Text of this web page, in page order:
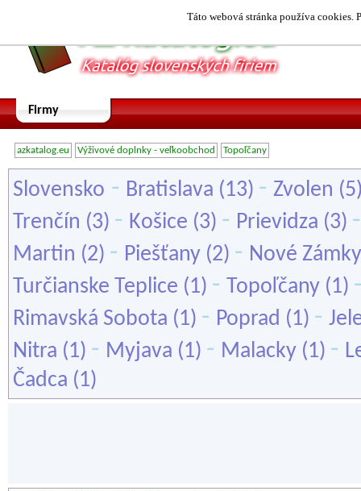
Táto webová stránka používa cookies.
Firmy
azkatalog.eu Výživové doplnky - veľkoobchod Topoľčany
Slovensko - Bratislava (13) - Zvolen
Trenčín (3) - Košice (3) - Prievidza (3)
Martin (2) - Piešťany (2) - Nové Zámky
Turčianske Teplice (1) - Topoľčany (1)
Rimavská Sobota (1) - Poprad (1) -
Nitra (1) - Myjava (1) - Malacky (1) -
Čadca (1)